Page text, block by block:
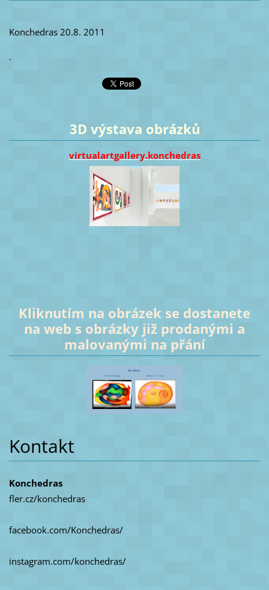
Konchedras 20.8. 2011
.
3D výstava obrázků
virtualartgallery.konchedras
Kliknutím na obrázek se dostanete
na web s obrázky již prodanými a
malovanými na přání
Kontakt
Konchedras
fler.cz/konchedras
facebook.com/Konchedras/
instagram.com/konchedras/